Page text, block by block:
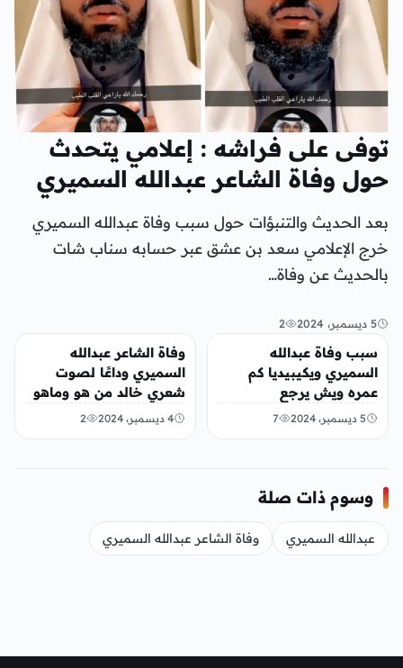
توفى على فراشه : إعلامي يتحدث
حول وفاة الشاعر عبدالله السميري
بعد الحديث والتنبؤات حول سبب وفاة عبدالله السميري
خرج الإعلامي سعد بن عشق عبر حسابه سناب شات
بالحديث عن وفاة…
5 ديسمبر، 2024 2
سبب وفاة عبدالله
السميري ويكيبيديا كم
عمره ويش يرجع
5 ديسمبر، 2024 7
تريندات
وفاة الشاعر عبدالله
السميري وداعًا لصوت
شعري خالد من هو وماهو
سبب وفاته ويكيبيديا
4 ديسمبر، 2024 2
وسوم ذات صلة
عبدالله السميري وفاة الشاعر عبدالله السميري